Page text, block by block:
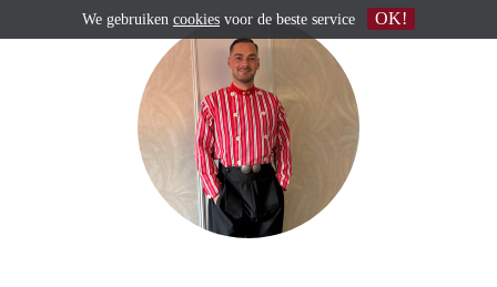
We gebruiken cookies voor de beste service OK!